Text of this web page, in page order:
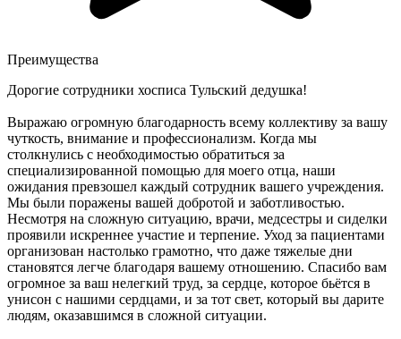
Преимущества
Дорогие сотрудники хосписа Тульский дедушка!
Выражаю огромную благодарность всему коллективу за вашу
чуткость, внимание и профессионализм. Когда мы
столкнулись с необходимостью обратиться за
специализированной помощью для моего отца, наши
ожидания превзошел каждый сотрудник вашего учреждения.
Мы были поражены вашей добротой и заботливостью.
Несмотря на сложную ситуацию, врачи, медсестры и сиделки
проявили искреннее участие и терпение. Уход за пациентами
организован настолько грамотно, что даже тяжелые дни
становятся легче благодаря вашему отношению. Спасибо вам
огромное за ваш нелегкий труд, за сердце, которое бьётся в
унисон с нашими сердцами, и за тот свет, который вы дарите
людям, оказавшимся в сложной ситуации.